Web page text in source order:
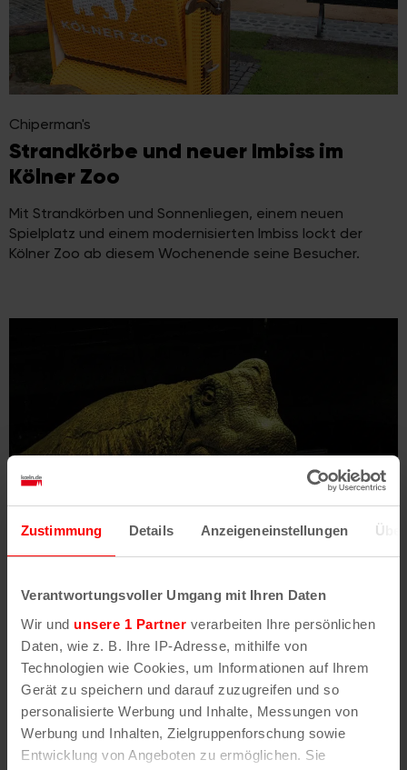
Zustimmung Details Anzeigeneinstellungen
Verantwortungsvoller Umgang mit Ihren Daten
Wir und unsere 1 Partner verarbeiten Ihre persönlichen
Daten, wie z. B. Ihre IP-Adresse, mithilfe von
Technologien wie Cookies, um Informationen auf Ihrem
Gerät zu speichern und darauf zuzugreifen und so
personalisierte Werbung und Inhalte, Messungen von
Werbung und Inhalten, Zielgruppenforschung sowie
Entwicklung von Angeboten zu ermöglichen. Sie
Chiperman's
Strandkörbe und neuer Imbiss im
Kölner Zoo
Mit Strandkörben und Sonnenliegen, einem neuen
Spielplatz und einem modernisierten Imbiss lockt der
Kölner Zoo ab diesem Wochenende seine Besucher.
Jurassic World: The Exhibition bringt
die Dinos nach Köln
Dem Odysseum in Köln ist wieder ein großer Coup
gelungen. Seit Donnerstag läuft im Abenteuermuseum in
Deutz die Deutschland-Premiere der neuen Blockbuster-
Ausstellung „Jurassic World: The Exhibition“.